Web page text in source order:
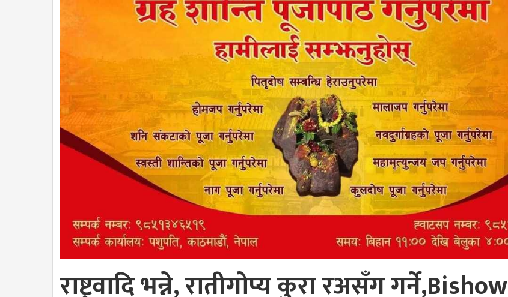
राष्ट्रवादि भन्ने, रातीगाेप्य कुरा रअसँग गर्ने,Bishow